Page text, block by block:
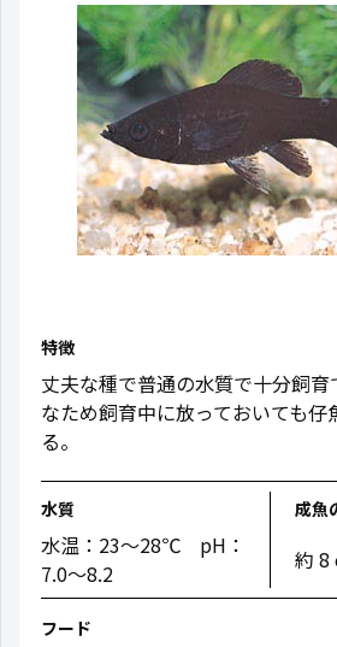
特徴
丈夫な種で普通の水質で十分飼
なため飼育中に放っておいても仔
る。
水質
水温：23〜28℃ pH：
7.0〜8.2
成魚
約 8
フード